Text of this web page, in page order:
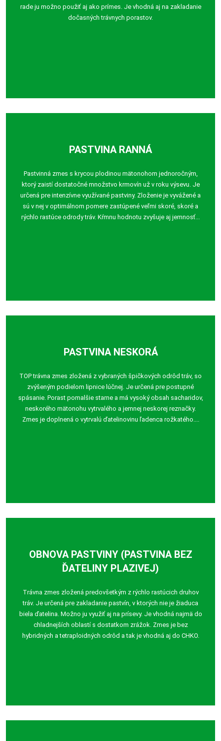
rade ju možno použiť aj ako prímes. Je vhodná aj na zakladanie
dočasných trávnych porastov.
PASTVINA RANNÁ
Pastvinná zmes s krycou plodinou mätonohom jednoročným,
ktorý zaistí dostatočné množstvo krmovín už v roku výsevu. Je
určená pre intenzívne využívané pastviny. Zloženie je vyvážené a
sú v nej v optimálnom pomere zastúpené veľmi skoré, skoré a
rýchlo rastúce odrody tráv. Kŕmnu hodnotu zvyšuje aj jemnosť...
PASTVINA NESKORÁ
TOP trávna zmes zložená z vybraných špičkových odrôd tráv, so
zvýšeným podielom lipnice lúčnej. Je určená pre postupné
spásanie. Porast pomalšie starne a má vysoký obsah sacharidov,
neskorého mätonohu vytrvalého a jemnej neskorej reznačky.
Zmes je doplnená o vytrvalú ďatelinovinu ľadenca rožkatého....
OBNOVA PASTVINY (PASTVINA BEZ
ĎATELINY PLAZIVEJ)
Trávna zmes zložená predovšetkým z rýchlo rastúcich druhov
tráv. Je určená pre zakladanie pastvín, v ktorých nie je žiaduca
biela ďatelina. Možno ju využiť aj na prísevy. Je vhodná najmä do
chladnejších oblastí s dostatkom zrážok. Zmes je bez
hybridných a tetraploidných odrôd a tak je vhodná aj do CHKO.